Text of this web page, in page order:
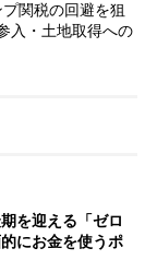
関税の回避を狙
入・土地取得への
を迎える「ゼロ
にお金を使うポ